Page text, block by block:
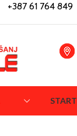
+387 61 764 849
START